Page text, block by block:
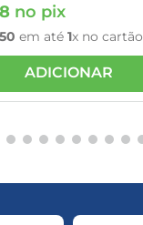
no pix
50 em até 1x no cartão
ADICIONAR